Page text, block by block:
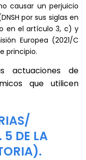
causar un perjuicio
por sus siglas en
en el artículo 3, c) y
Europea (2021/C
principio.
actuaciones de
que utilicen
5 DE LA